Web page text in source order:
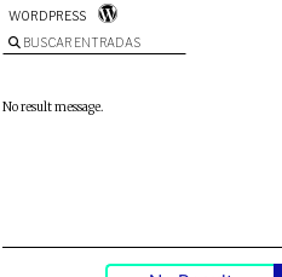
WORDPRESS
BUSCAR ENTRADAS
No result message.